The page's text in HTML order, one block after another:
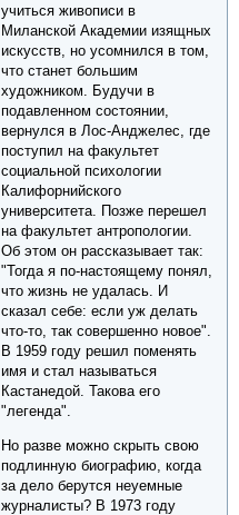
учиться живописи в
Миланской Академии изящных
искусств, но усомнился в том,
что станет большим
художником. Будучи в
подавленном состоянии,
вернулся в Лос-Анджелес, где
поступил на факультет
социальной психологии
Калифорнийского
университета. Позже перешел
на факультет антропологии.
Об этом он рассказывает так:
"Тогда я по-настоящему понял,
что жизнь не удалась. И
сказал себе: если уж делать
что-то, так совершенно новое".
В 1959 году решил поменять
имя и стал называться
Кастанедой. Такова его
"легенда".
Но разве можно скрыть свою
подлинную биографию, когда
за дело берутся неуемные
журналисты? В 1973 году